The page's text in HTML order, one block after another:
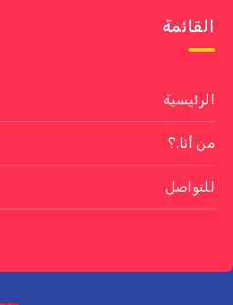
القائمة
الرئيسية
من أنا.؟
للتواصل